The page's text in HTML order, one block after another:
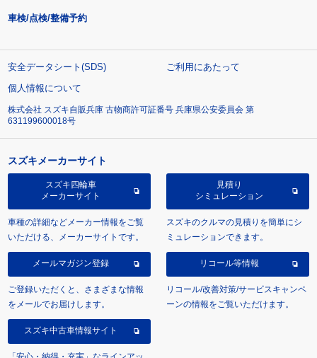
車検/点検/整備予約
安全データシート(SDS)
ご利用にあたって
個人情報について
株式会社 スズキ自販兵庫 古物商許可証番号 兵庫県公安委員会 第
631199600018号
スズキメーカーサイト
スズキ四輪車
メーカーサイト
車種の詳細などメーカー情報をご覧
いただける、メーカーサイトです。
見積り
シミュレーション
スズキのクルマの見積りを簡単にシ
ミュレーションできます。
メールマガジン登録
ご登録いただくと、さまざまな情報
をメールでお届けします。
リコール等情報
リコール/改善対策/サービスキャンペ
ーンの情報をご覧いただけます。
スズキ中古車情報サイト